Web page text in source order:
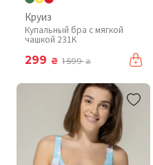
Круиз
Купальный бра с мягкой
чашкой 231K
299 ₴ 1 599₴